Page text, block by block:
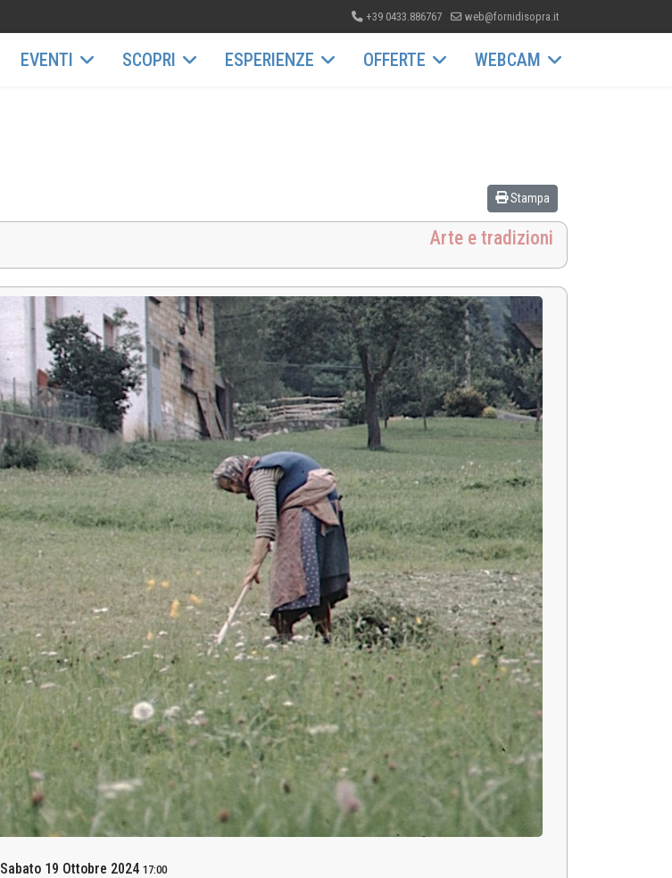
+39 0433.886767 web@fornidisopra.it
EVENTI SCOPRI ESPERIENZE OFFERTE WEBCAM
Stampa
Arte e tradizioni
Sabato 19 Ottobre 2024 17:00